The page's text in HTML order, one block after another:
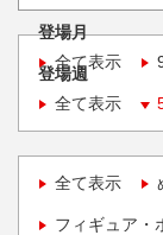
登場月
全て表示
登場週
全て表示
全て表示
フィギュア・